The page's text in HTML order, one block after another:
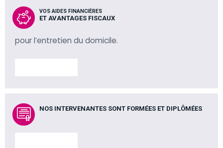
VOS AIDES FINANCIÈRES
ET AVANTAGES FISCAUX
pour l’entretien du domicile.
NOS INTERVENANTES SONT FORMÉES ET DIPLÔMÉES